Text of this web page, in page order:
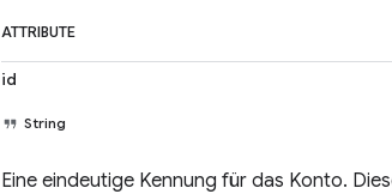
ATTRIBUTE
id
String
Eine eindeutige Kennung für das Konto.